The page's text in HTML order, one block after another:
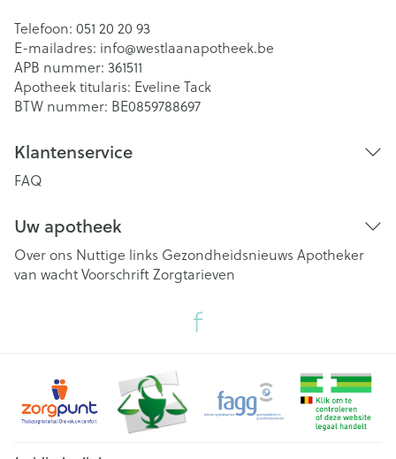
Telefoon: 051 20 20 93
E-mailadres: info@westlaanapotheek.be
APB nummer: 361511
Apotheek titularis: Eveline Tack
BTW nummer: BE0859788697
Klantenservice
FAQ
Uw apotheek
Over ons Nuttige links Gezondheidsnieuws Apotheker
van wachtVoorschriftZorgtarieven